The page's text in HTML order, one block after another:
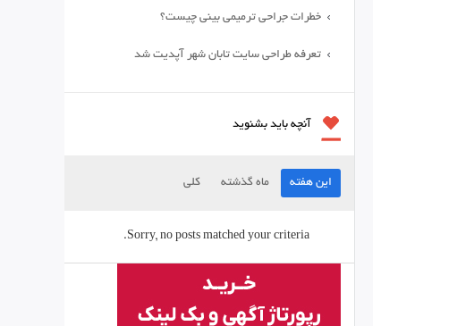
خطرات جراحی ترمیمی بینی چیست؟
تعرفه طراحی سایت تابان شهر آپدیت شد
آنچه باید بشنوید
این هفته ماه گذشته کلی
Sorry, no posts matched your criteria.